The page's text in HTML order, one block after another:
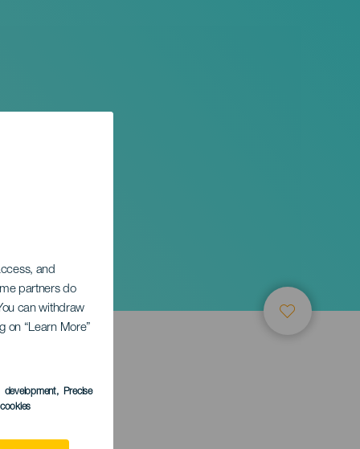
and
partners do
can withdraw
on “Learn More”
development, Precise